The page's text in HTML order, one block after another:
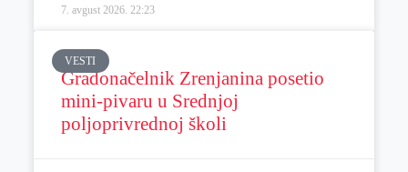
7. avgust 2026. 22:23
VESTI
Gradonačelnik Zrenjanina posetio
mini-pivaru u Srednjoj
poljoprivrednoj školi